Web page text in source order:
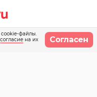
файлы.
согласие на их
Согласен